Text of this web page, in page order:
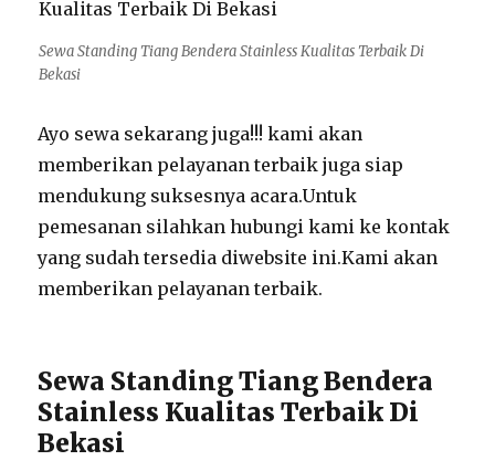
Sewa Standing Tiang Bendera Stainless Kualitas Terbaik Di
Bekasi
Ayo sewa sekarang juga!!! kami akan
memberikan pelayanan terbaik juga siap
mendukung suksesnya acara.Untuk
pemesanan silahkan hubungi kami ke kontak
yang sudah tersedia diwebsite ini.Kami akan
memberikan pelayanan terbaik.
Sewa Standing Tiang Bendera
Stainless Kualitas Terbaik Di
Bekasi